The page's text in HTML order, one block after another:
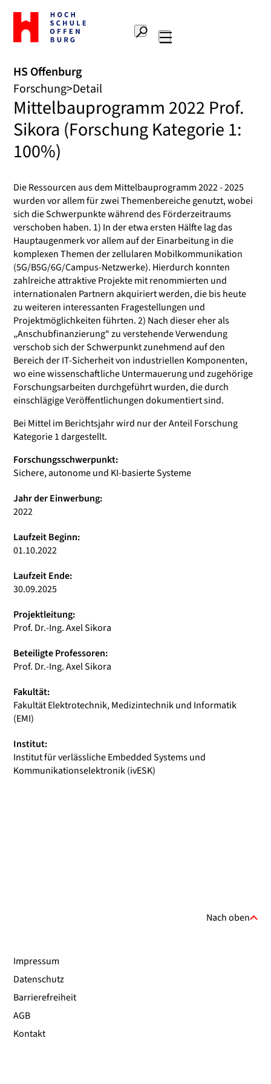
Zur
Startseite
Hochschule
Suche
HS Offenburg
Forschung Detail
Mittelbauprogramm 2022 Prof.
Sikora (Forschung Kategorie 1:
100%)
Die Ressourcen aus dem Mittelbauprogramm 2022 - 2025
wurden vor allem für zwei Themenbereiche genutzt, wobei
sich die Schwerpunkte während des Förderzeitraums
verschoben haben. 1) In der etwa ersten Hälfte lag das
Hauptaugenmerk vor allem auf der Einarbeitung in die
komplexen Themen der zellularen Mobilkommunikation
(5G/B5G/6G/Campus-Netzwerke). Hierdurch konnten
zahlreiche attraktive Projekte mit renommierten und
internationalen Partnern akquiriert werden, die bis heute
zu weiteren interessanten Fragestellungen und
Projektmöglichkeiten führten. 2) Nach dieser eher als
„Anschubfinanzierung“ zu verstehende Verwendung
verschob sich der Schwerpunkt zunehmend auf den
Bereich der IT-Sicherheit von industriellen Komponenten,
wo eine wissenschaftliche Untermauerung und zugehörige
Forschungsarbeiten durchgeführt wurden, die durch
einschlägige Veröffentlichungen dokumentiert sind.
Bei Mittel im Berichtsjahr wird nur der Anteil Forschung
Kategorie 1 dargestellt.
Forschungsschwerpunkt:
Sichere, autonome und KI-basierte Systeme
Jahr der Einwerbung:
2022
Laufzeit Beginn:
01.10.2022
Laufzeit Ende:
30.09.2025
Projektleitung:
Prof. Dr.-Ing. Axel Sikora
Beteiligte Professoren:
Prof. Dr.-Ing. Axel Sikora
Fakultät:
Fakultät Elektrotechnik, Medizintechnik und Informatik
(EMI)
Institut:
Institut für verlässliche Embedded Systems und
Kommunikationselektronik (ivESK)
Nach oben
Impressum
Datenschutz
Barrierefreiheit
AGB
Kontakt